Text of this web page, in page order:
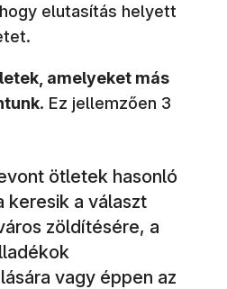
elutasítás helyett
amelyeket más
. Ez jellemzően 3
ötletek hasonló
keresik a választ
zöldítésére, a
vagy éppen az